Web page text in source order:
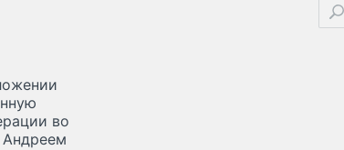
во
Андреем